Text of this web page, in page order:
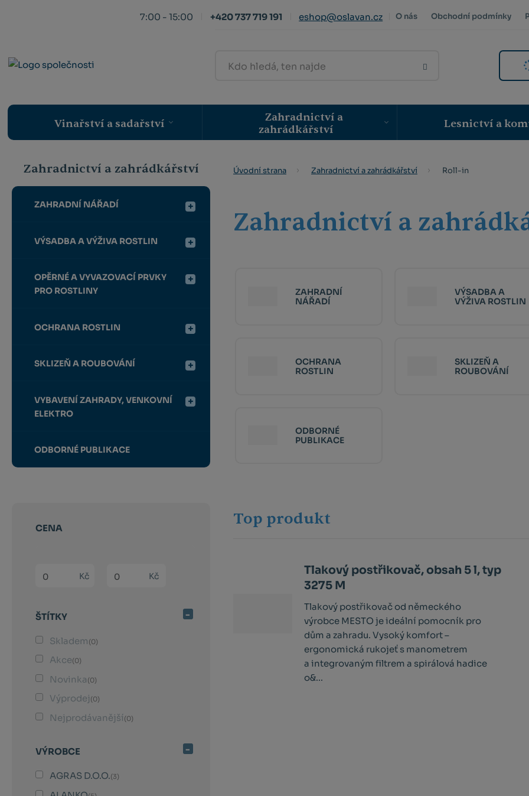
7:00 - 15:00 +420 737 719 191 eshop@oslavan.cz O nás Obchodní podmínky
hledá,
Vinařství a sadařství
Zahradnictví a
zahrádkářství
Lesnictví a
Úvodní strana Zahradnictví a zahrádkářství Roll-in
Zahradnictví a
ZAHRADNÍ
NÁŘADÍ
VÝSADBA A
VÝŽIVA ROSTLIN
OCHRANA
ROSTLIN
SKLIZEŇ A
ROUBOVÁNÍ
ODBORNÉ
PUBLIKACE
Top produkt
Tlakový postřikovač, obsah 5 l, typ
3275 M
Tlakový postřikovač od německého
výrobce MESTO je ideální pomocník pro
dům a zahradu. Vysoký komfort –
ergonomická rukojeť s manometrem
a integrovaným filtrem a spirálová hadice
o&...
Zahradnictví a zahrádkářství
ZAHRADNÍ NÁŘADÍ
VÝSADBA A VÝŽIVA ROSTLIN
OPĚRNÉ A VYVAZOVACÍ PRVKY
PRO ROSTLINY
OCHRANA ROSTLIN
SKLIZEŇ A ROUBOVÁNÍ
VYBAVENÍ ZAHRADY, VENKOVNÍ
ELEKTRO
ODBORNÉ PUBLIKACE
CENA
Min. hodnota
Kč
Max. hodnota Kč
ŠTÍTKY
Skladem (0)
Akce(0)
Novinka (0)
Výprodej(0)
Nejprodávanější(0)
VÝROBCE
AGRAS D.O.O.(3)